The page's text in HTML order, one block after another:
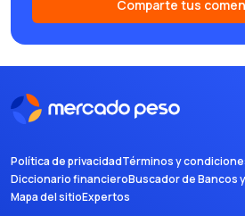
Comparte tus
Política de privacidadTérminos y
Diccionario financieroBuscador de Bancos
Mapa del sitioExpertos